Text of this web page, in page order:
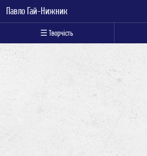
Павло Гай-Нижник
☰ Творчість